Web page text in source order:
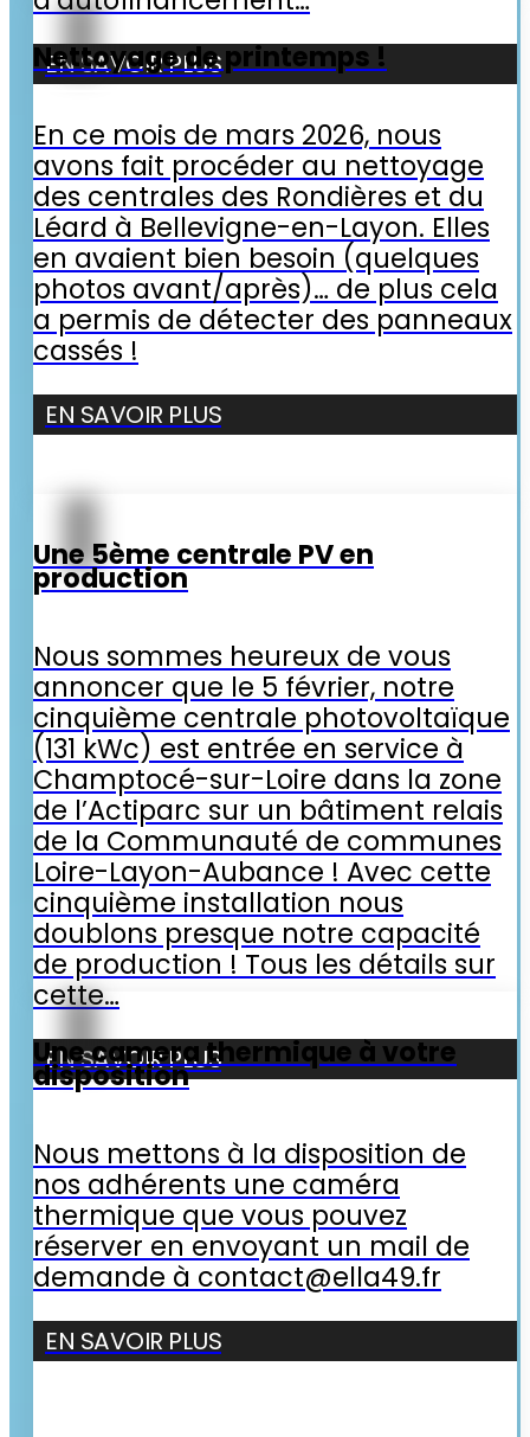
EN SAVOIR PLUS
Nettoyage de printemps !
En ce mois de mars 2026, nous
avons fait procéder au nettoyage
des centrales des Rondières et du
Léard à Bellevigne-en-Layon. Elles
en avaient bien besoin (quelques
photos avant/après)… de plus cela
a permis de détecter des panneaux
cassés !
EN SAVOIR PLUS
Une 5ème centrale PV en
production
Nous sommes heureux de vous
annoncer que le 5 février, notre
cinquième centrale photovoltaïque
(131 kWc) est entrée en service à
Champtocé-sur-Loire dans la zone
de l’Actiparc sur un bâtiment relais
de la Communauté de communes
Loire-Layon-Aubance ! Avec cette
cinquième installation nous
doublons presque notre capacité
de production ! Tous les détails sur
cette…
EN SAVOIR PLUS
Une camera thermique à votre
disposition
Nous mettons à la disposition de
nos adhérents une caméra
thermique que vous pouvez
réserver en envoyant un mail de
demande à contact@ella49.fr
EN SAVOIR PLUS